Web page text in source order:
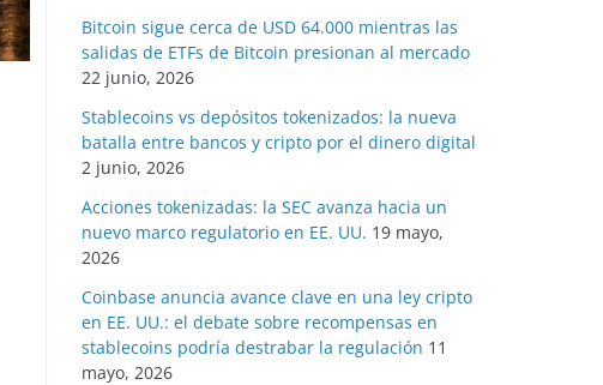
Bitcoin sigue cerca de USD 64.000 mientras las
salidas de ETFs de Bitcoin presionan al mercado
22 junio, 2026
Stablecoins vs depósitos tokenizados: la nueva
batalla entre bancos y cripto por el dinero digital
2 junio, 2026
Acciones tokenizadas: la SEC avanza hacia un
nuevo marco regulatorio en EE. UU. 19 mayo,
2026
Coinbase anuncia avance clave en una ley cripto
en EE. UU.: el debate sobre recompensas en
stablecoins podría destrabar la regulación 11
mayo, 2026